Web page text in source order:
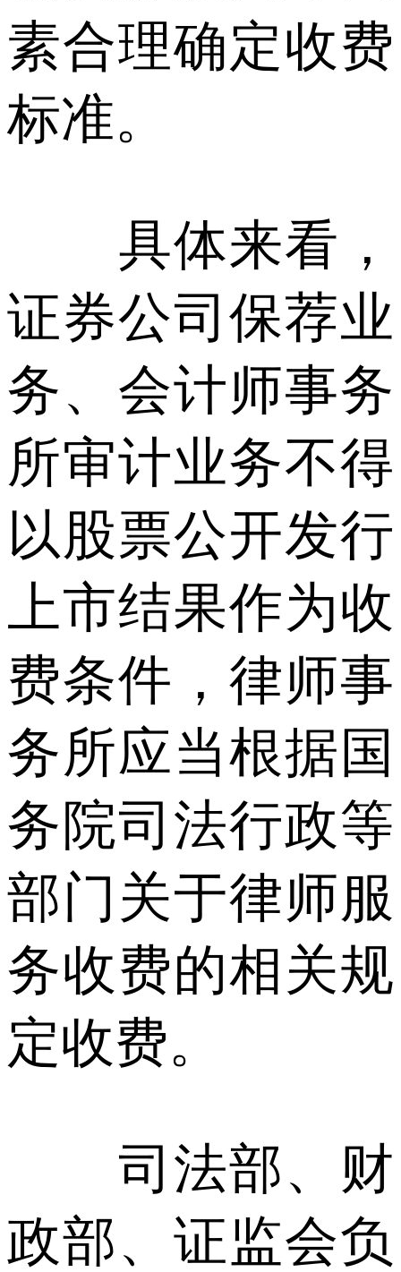
素合理确定收费
标准。
具体来看，
证券公司保荐业
务、会计师事务
所审计业务不得
以股票公开发行
上市结果作为收
费条件，律师事
务所应当根据国
务院司法行政等
部门关于律师服
务收费的相关规
定收费。
司法部、财
政部、证监会负